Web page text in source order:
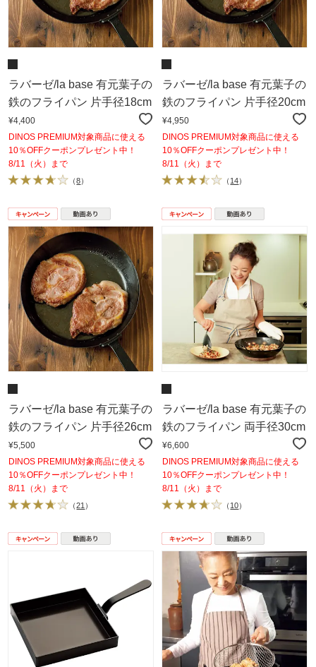
ラバーゼ/la base 有元葉子の
鉄のフライパン 片手径18cm
¥4,400
DINOS PREMIUM対象商品に使える
10％OFFクーポンプレゼント中！
8/11（火）まで
（8）
ラバーゼ/la base 有元葉子の
鉄のフライパン 片手径20cm
¥4,950
DINOS PREMIUM対象商品に使える
10％OFFクーポンプレゼント中！
8/11（火）まで
（ 14）
ラバーゼ/la base 有元葉子の
鉄のフライパン 片手径26cm
¥5,500
DINOS PREMIUM対象商品に使える
10％OFFクーポンプレゼント中！
8/11（火）まで
（21 ）
ラバーゼ/la base 有元葉子の
鉄のフライパン 両手径30cm
¥6,600
DINOS PREMIUM対象商品に使える
10％OFFクーポンプレゼント中！
8/11（火）まで
（ 10）